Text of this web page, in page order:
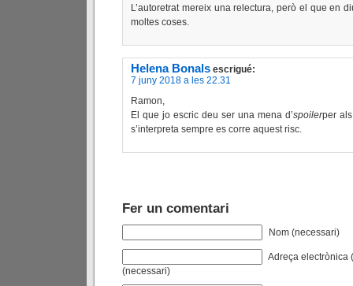
L’autoretrat mereix una relectura, però el que en
moltes coses.
Helena Bonals escrigué:
7 juny 2018 a les 22.31
Ramon,
El que jo escric deu ser una mena d’spoilerper
s’interpreta sempre es corre aquest risc.
Fer un comentari
Nom (necessari)
Adreça electrònica
(necessari)